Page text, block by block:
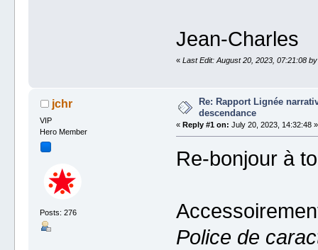
Jean-Charles
« Last Edit: August 20, 2023, 07:21:08
jchr
VIP
Hero Member
Posts: 276
Re: Rapport Lignée
descendance
« Reply #1 on: July 20, 2023, 14:32:48 »
Re-bonjour à
Police de